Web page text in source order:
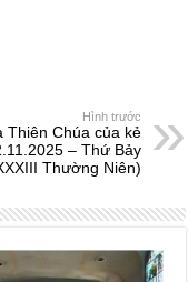
Hình trước
Thiên Chúa của kẻ
– Thứ Bảy
Thường Niên)